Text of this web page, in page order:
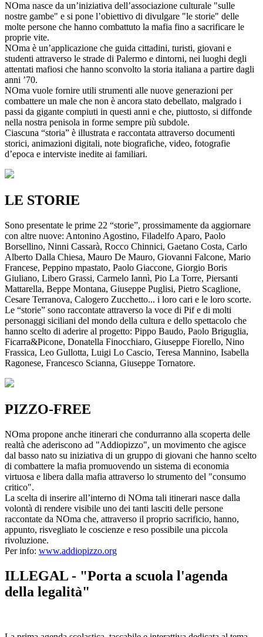
NOma nasce da un’iniziativa dell’associazione culturale "sulle
nostre gambe" e si pone l’obiettivo di divulgare "le storie" delle
molte persone che hanno combattuto la mafia fino a sacrificare le
proprie vite.
NOma è un’applicazione che guida cittadini, turisti, giovani e
studenti attraverso le strade di Palermo e dintorni, nei luoghi degli
attentati mafiosi che hanno sconvolto la storia italiana a partire dagli
anni ’70.
NOma vuole fornire utili strumenti alle nuove generazioni per
combattere un male che non è ancora stato debellato, malgrado i
passi da gigante compiuti in questi anni e che, piuttosto, si diffonde
nella nostra penisola in forme sempre più subdole.
Ciascuna “storia” è illustrata e raccontata attraverso documenti
storici, animazioni digitali, note biografiche, video, fotografie
d’epoca e interviste inedite ai familiari.
LE STORIE
Sono presentate le prime 22 “storie”, prossimamente da aggiornare
con altre nuove: Antonino Agostino, Filadelfo Aparo, Paolo
Borsellino, Ninni Cassarà, Rocco Chinnici, Gaetano Costa, Carlo
Alberto Dalla Chiesa, Mauro De Mauro, Giovanni Falcone, Mario
Francese, Peppino mpastato, Paolo Giaccone, Giorgio Boris
Giuliano, Libero Grassi, Carmelo Iannì, Pio La Torre, Piersanti
Mattarella, Beppe Montana, Giuseppe Puglisi, Pietro Scaglione,
Cesare Terranova, Calogero Zucchetto... i loro cari e le loro scorte.
Le “storie” sono raccontate attraverso la voce di Pif e di molti
personaggi siciliani del mondo della cultura e dello spettacolo che
hanno scelto di aderire al progetto: Pippo Baudo, Paolo Briguglia,
Ficarra&Picone, Donatella Finocchiaro, Giuseppe Fiorello, Nino
Frassica, Leo Gullotta, Luigi Lo Cascio, Teresa Mannino, Isabella
Ragonese, Francesco Scianna, Giuseppe Tornatore.
PIZZO-FREE
NOma propone anche itinerari che condurranno alla scoperta delle
realtà che aderiscono ad "Addiopizzo", un movimento che agisce
dal basso nato su iniziativa di un gruppo di giovani che hanno scelto
di combattere la mafia promuovendo un sistema di economia
virtuosa e libera dalla mafia attraverso lo strumento del "consumo
critico".
La scelta di inserire all’interno di NOma tali itinerari nasce dalla
volontà di rendere visibile uno dei tanti lasciti delle persone
raccontate da NOma che, attraverso il proprio sacrificio, hanno,
appunto, risvegliato le coscienze e reso possibile una piccola
rivoluzione.
Per info: www.addiopizzo.org
ILLEGAL - "Porta a scuola l'agenda
della legalità"